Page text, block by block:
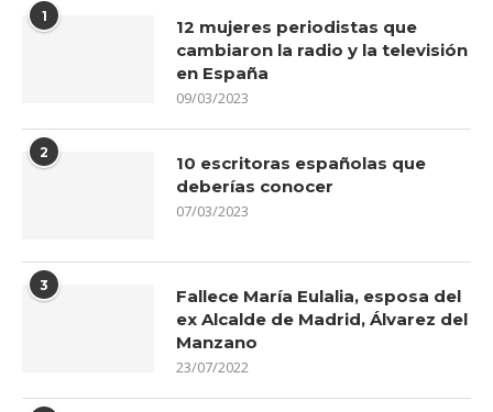
1
12 mujeres periodistas que
cambiaron la radio y la televisión
en España
09/03/2023
2
10 escritoras españolas que
deberías conocer
07/03/2023
3
Fallece María Eulalia, esposa del
ex Alcalde de Madrid, Álvarez del
Manzano
23/07/2022